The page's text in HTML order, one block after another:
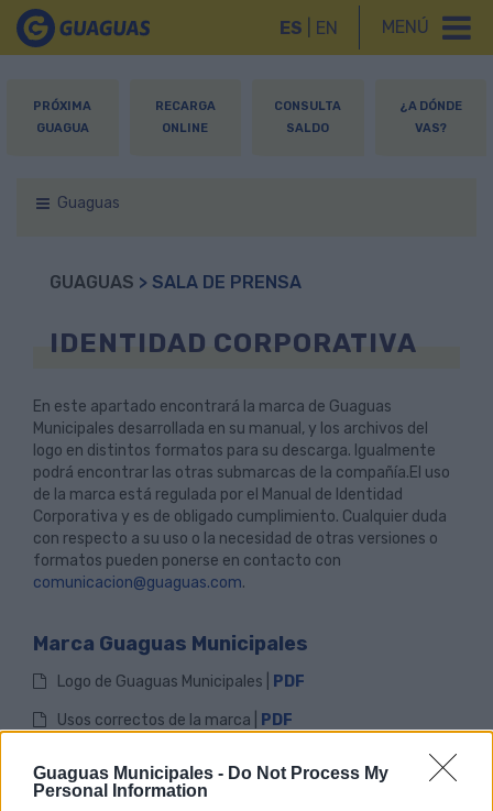
Guaguas Municipales - Do Not Process My
Personal Information
MENÚ
ES EN
PRÓXIMA
GUAGUA
RECARGA
ONLINE
CONSULTA
SALDO
¿A DÓNDE
VAS?
Guaguas
GUAGUAS > SALA DE PRENSA
IDENTIDAD CORPORATIVA
En este apartado encontrará la marca de Guaguas
Municipales desarrollada en su manual, y los archivos del
logo en distintos formatos para su descarga. Igualmente
podrá encontrar las otras submarcas de la compañía.El uso
de la marca está regulada por el Manual de Identidad
Corporativa y es de obligado cumplimiento. Cualquier duda
con respecto a su uso o la necesidad de otras versiones o
formatos pueden ponerse en contacto con
comunicacion@guaguas.com.
Marca Guaguas Municipales
Logo de Guaguas Municipales | PDF
Usos correctos de la marca | PDF
Logo horizontal monocromo blanco |